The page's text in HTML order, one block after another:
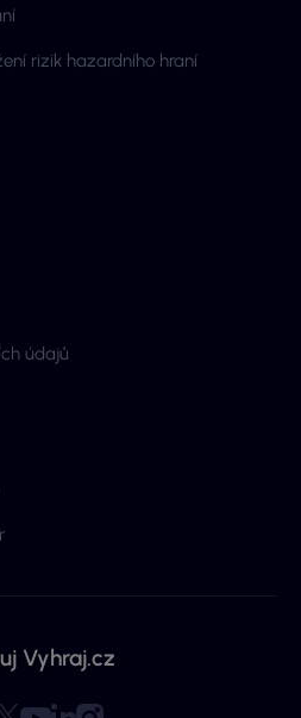
rizik hazardního hraní
údajů
Vyhraj.cz